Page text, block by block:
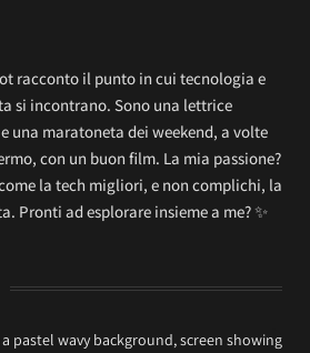
racconto il punto in cui tecnologia e
si incontrano. Sono una lettrice
una maratoneta dei weekend, a volte
con un buon film. La mia passione?
la tech migliori, e non complichi, la
Pronti ad esplorare insieme a me? ✨